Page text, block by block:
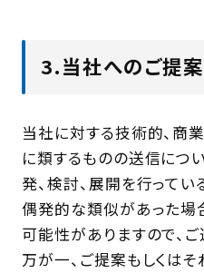
3.当社へのご提
当社に対する技術的、商
に類するものの送信につ
発、検討、展開を行って
偶発的な類似があった場
可能性がありますので、ご
万が一、ご提案もしくは